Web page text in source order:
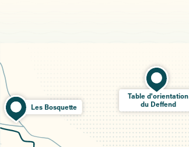
Les Bosquette
Table d'orientation
du Deffend